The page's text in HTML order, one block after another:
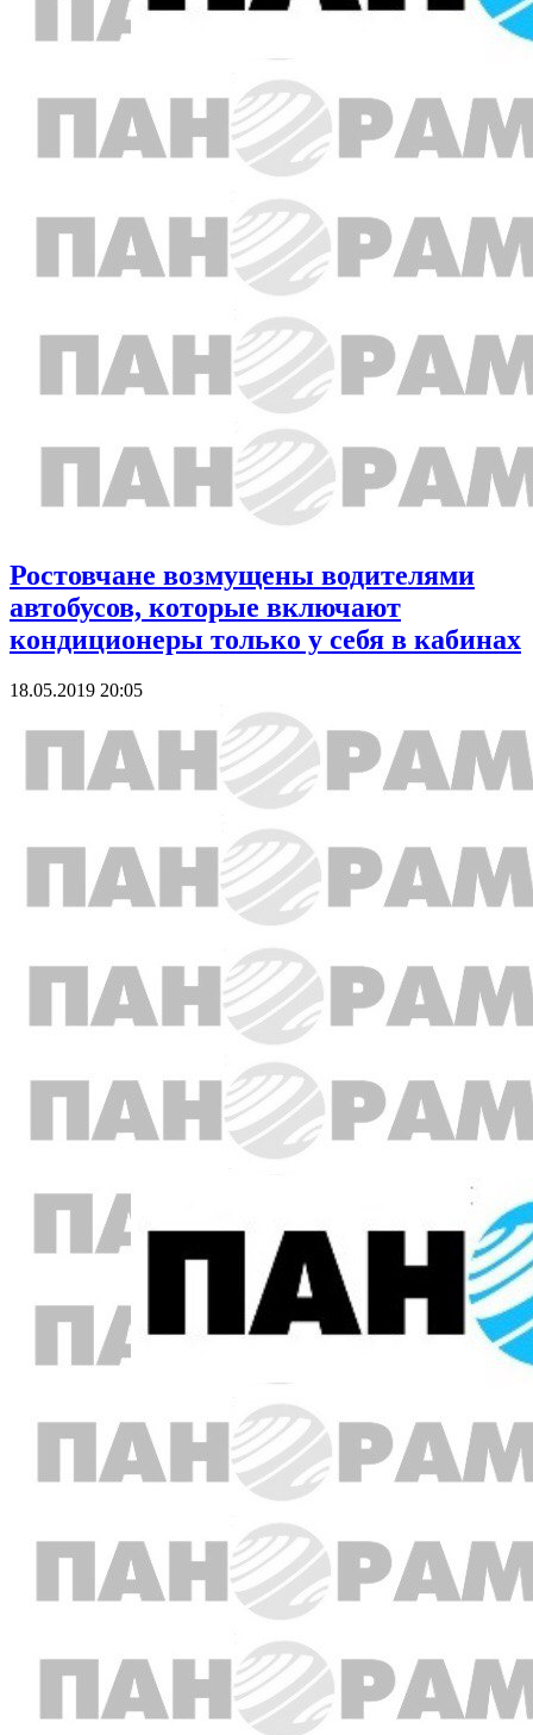
Ростовчане возмущены водителями
автобусов, которые включают
кондиционеры только у себя в кабинах
18.05.2019 20:05